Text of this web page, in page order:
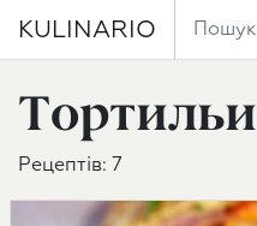
KULINARIO
Тортильи
Рецептів: 7